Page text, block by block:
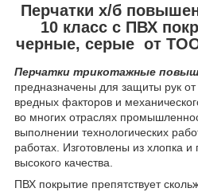
Перчатки х/б
10 класс с ПВХ
черные, серые от
Перчатки трикотажные
предназначены для защиты рук
вредных факторов и
во многих отраслях
выполнении технологических
работах. Изготовлены из хлопка
высокого качества.
ПВХ покрытие препятствует